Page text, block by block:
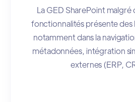
La GED SharePoint
fonctionnalités présente des
notamment dans la
métadonnées, intégration
externes (ERP,